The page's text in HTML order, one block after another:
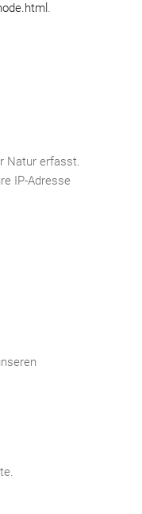
.
Natur erfasst.
IP-Adresse